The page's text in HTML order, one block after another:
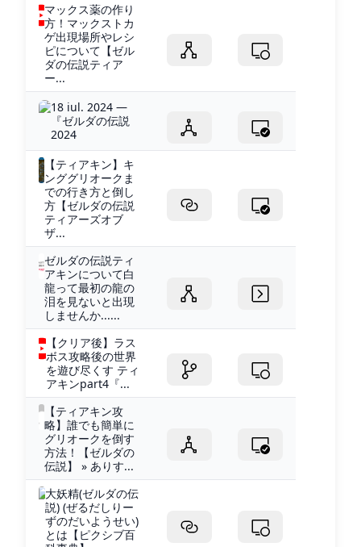
マックス薬の作り
方！マックストカ
ゲ出現場所やレシ
ピについて【ゼル
ダの伝説ティア
ー...
18 iul. 2024 —
『ゼルダの伝説
2024
【ティアキン】キ
ンググリオークま
での行き方と倒し
方【ゼルダの伝説
ティアーズオブ
ザ...
ゼルダの伝説ティ
アキンについて白
龍って最初の龍の
泪を見ないと出現
しませんか......
【クリア後】ラス
ボス攻略後の世界
を遊び尽くす ティ
アキンpart4『...
【ティアキン攻
略】誰でも簡単に
グリオークを倒す
方法！【ゼルダの
伝説】 » ありす...
大妖精(ゼルダの伝
説) (ぜるだしりー
ずのだいようせい)
とは【ピクシブ百